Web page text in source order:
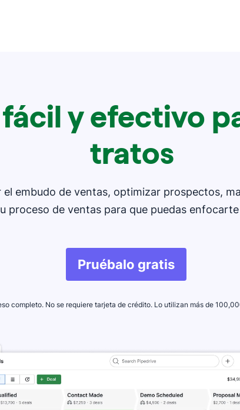
fácil y efectivo
tratos
embudo de ventas, optimizar prospectos,
proceso de ventas para que puedas
Pruébalo gratis
completo. No se requiere tarjeta de crédito. Lo utilizan más de